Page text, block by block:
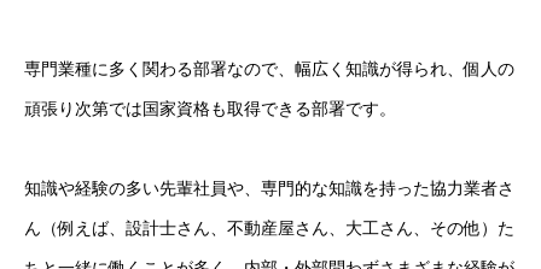
専門業種に多く関わる部署なので、幅広く知識が得られ、個人の
頑張り次第では国家資格も取得できる部署です。
知識や経験の多い先輩社員や、専門的な知識を持った協力業者さ
ん（例えば、設計士さん、不動産屋さん、大工さん、その他）た